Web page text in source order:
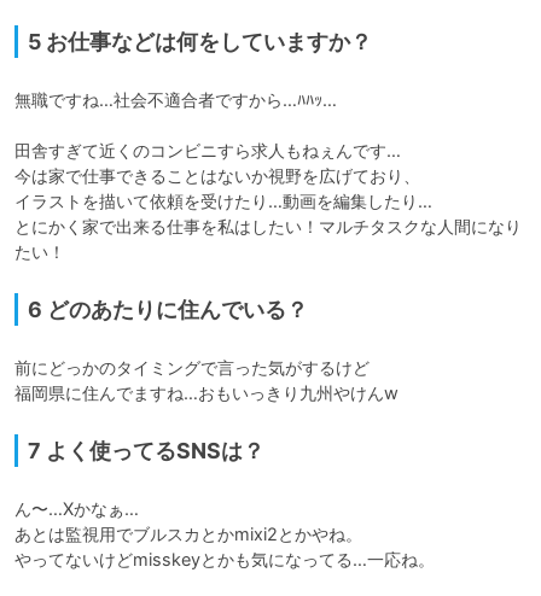
5 お仕事などは何をしていますか？
無職ですね…社会不適合者ですから…ﾊﾊｯ…
田舎すぎて近くのコンビニすら求人もねぇんです…
今は家で仕事できることはないか視野を広げており、
イラストを描いて依頼を受けたり…動画を編集したり…
とにかく家で出来る仕事を私はしたい！マルチタスクな人間になり
たい！
6 どのあたりに住んでいる？
前にどっかのタイミングで言った気がするけど
福岡県に住んでますね…おもいっきり九州やけんw
7 よく使ってるSNSは？
ん〜…Xかなぁ…
あとは監視用でブルスカとかmixi2とかやね。
やってないけどmisskeyとかも気になってる…一応ね。